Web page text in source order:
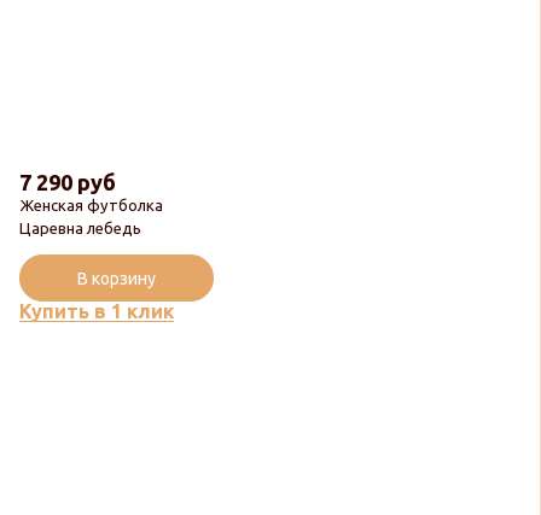
Женская футболка
Царевна лебедь
7 290 руб
Купить в 1 клик
В корзину